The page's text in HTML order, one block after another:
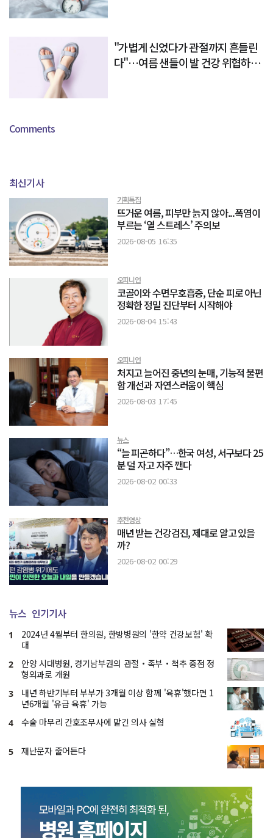
"가볍게 신었다가 관절까지 흔들린
다"…여름 샌들이 발 건강 위협하는
Comments
최신기사
기획특집
뜨거운 여름, 피부만 늙지 않아...폭염이
부르는 ‘열 스트레스’ 주의보
2026-08-05 16:35
오피니언
코골이와 수면무호흡증, 단순 피로 아닌
정확한 정밀 진단부터 시작해야
2026-08-04 15:43
오피니언
처지고 늘어진 중년의 눈매, 기능적 불편
함 개선과 자연스러움이 핵심
2026-08-03 17:45
뉴스
“늘 피곤하다”…한국 여성, 서구보다 25
분 덜 자고 자주 깬다
2026-08-02 00:33
추천영상
매년 받는 건강검진, 제대로 알고 있을
까?
2026-08-02 00:29
뉴스 인기기사
1
2024년 4월부터 한의원, 한방병원의 '한약 건강보험' 확
대
2
안양 시대병원, 경기남부권의 관절・족부・척추 중점 정
형외과로 개원
3
내년 하반기부터 부부가 3개월 이상 함께 '육휴'했다면 1
년6개월 '유급 육휴' 가능
4 수술 마무리 간호조무사에 맡긴 의사 실형
5 재난문자 줄어든다